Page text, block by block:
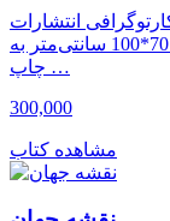
انتشارات
ایرانشناسی در مقیاس 1:41.500.000 در اندازه 70*100 سانتی‌متر به
چاپ …
300,000
مشاهده کتاب